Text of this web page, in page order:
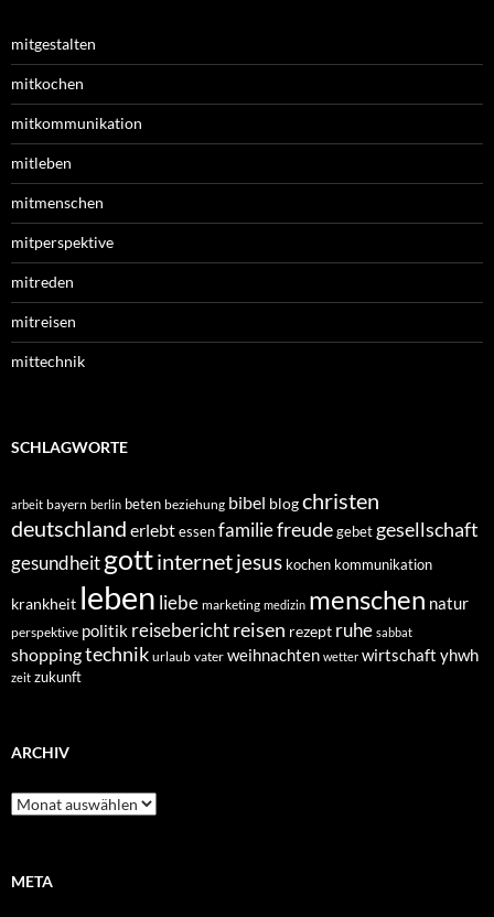
mitgestalten
mitkochen
mitkommunikation
mitleben
mitmenschen
mitperspektive
mitreden
mitreisen
mittechnik
SCHLAGWORTE
arbeit bayern berlin beten beziehung bibel blogchristen
deutschland erlebtessenfamiliefreudegebet gesellschaft
gesundheitgottinternetjesus kochen kommunikation
krankheit leben liebe marketing medizin menschen natur
perspektive politik reiseberichtreisen rezept ruhe sabbat
shoppingtechnik urlaub vater weihnachten wetter wirtschaft yhwh
zeit zukunft
ARCHIV
Archiv
META